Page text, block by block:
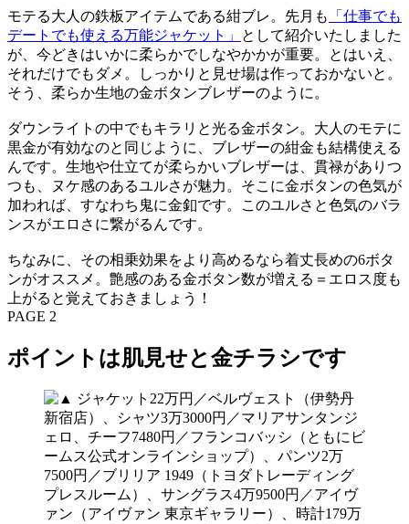
モテる大人の鉄板アイテムである紺ブレ。先月も
「仕事でも
デートでも使える万能ジャケット」
として紹介いたしました
が、今どきはいかに柔らかでしなやかかが重要。とはいえ、
それだけでもダメ。しっかりと見せ場は作っておかないと。
そう、柔らか生地の金ボタンブレザーのように。
ダウンライトの中でもキラリと光る金ボタン。大人のモテに
黒金が有効なのと同じように、ブレザーの紺金も結構使える
んです。生地や仕立てが柔らかいブレザーは、貫禄がありつ
つも、ヌケ感のあるユルさが魅力。そこに金ボタンの色気が
加われば、すなわち鬼に金釦です。このユルさと色気のバラ
ンスがエロさに繋がるんです。
ちなみに、その相乗効果をより高めるなら着丈長めの6ボタ
ンがオススメ。艶感のある金ボタン数が増える＝エロス度も
上がると覚えておきましょう！
PAGE 2
ポイントは肌見せと金チラシです